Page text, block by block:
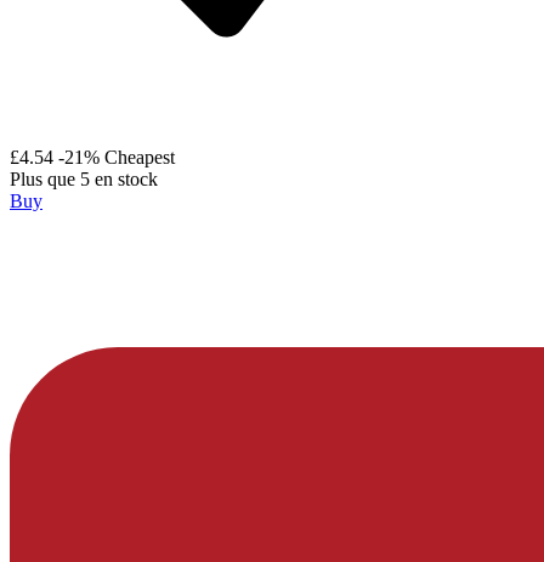
£4.54 -21% Cheapest
Plus que 5 en stock
Buy